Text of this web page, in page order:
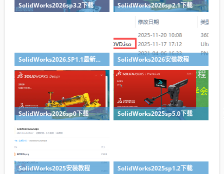
SolidWorks2026sp3.2下载 SolidWorks2026sp2.1下载
SolidWorks2026.SP1.1最新版免费下载 SolidWorks2026安装教程
SolidWorks2026sp0下载 SolidWorks2025sp5.0下载
SolidWorks2025安装教程 SolidWorks2025sp1.2下载